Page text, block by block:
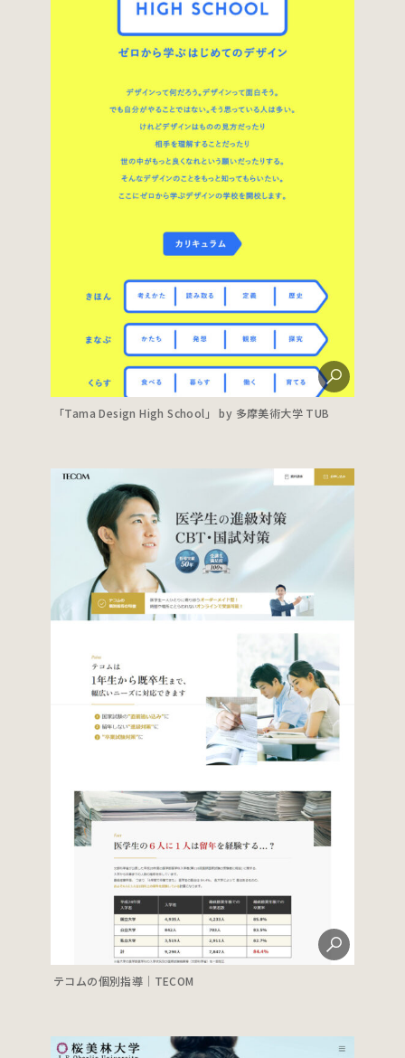
「Tama Design High School」 by 多摩美術大学 TUB
テコムの個別指導│TECOM